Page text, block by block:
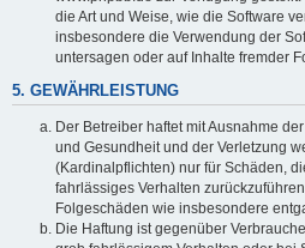
die Art und Weise, wie die Software
insbesondere die Verwendung der
untersagen oder auf Inhalte fremder
5. GEWÄHRLEISTUNG
Der Betreiber haftet mit Ausnahme
und Gesundheit und der Verletzung
(Kardinalpflichten) nur für Schäden,
fahrlässiges Verhalten
Folgeschäden wie insbesondere
Die Haftung ist gegenüber